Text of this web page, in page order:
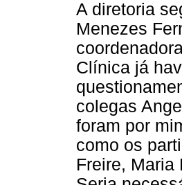
A diretoria
Menezes
Clínica já
colegas
foram por
como os
Freire,